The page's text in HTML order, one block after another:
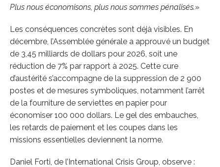
Plus nous économisons, plus nous sommes pénalisés.»
Les conséquences concrètes sont déjà visibles. En
décembre, l’Assemblée générale a approuvé un budget
de 3,45 milliards de dollars pour 2026, soit une
réduction de 7% par rapport à 2025. Cette cure
d’austérité s’accompagne de la suppression de 2 900
postes et de mesures symboliques, notamment l’arrêt
de la fourniture de serviettes en papier pour
économiser 100 000 dollars. Le gel des embauches,
les retards de paiement et les coupes dans les
missions essentielles deviennent la norme.
Daniel Forti, de l’International Crisis Group, observe :